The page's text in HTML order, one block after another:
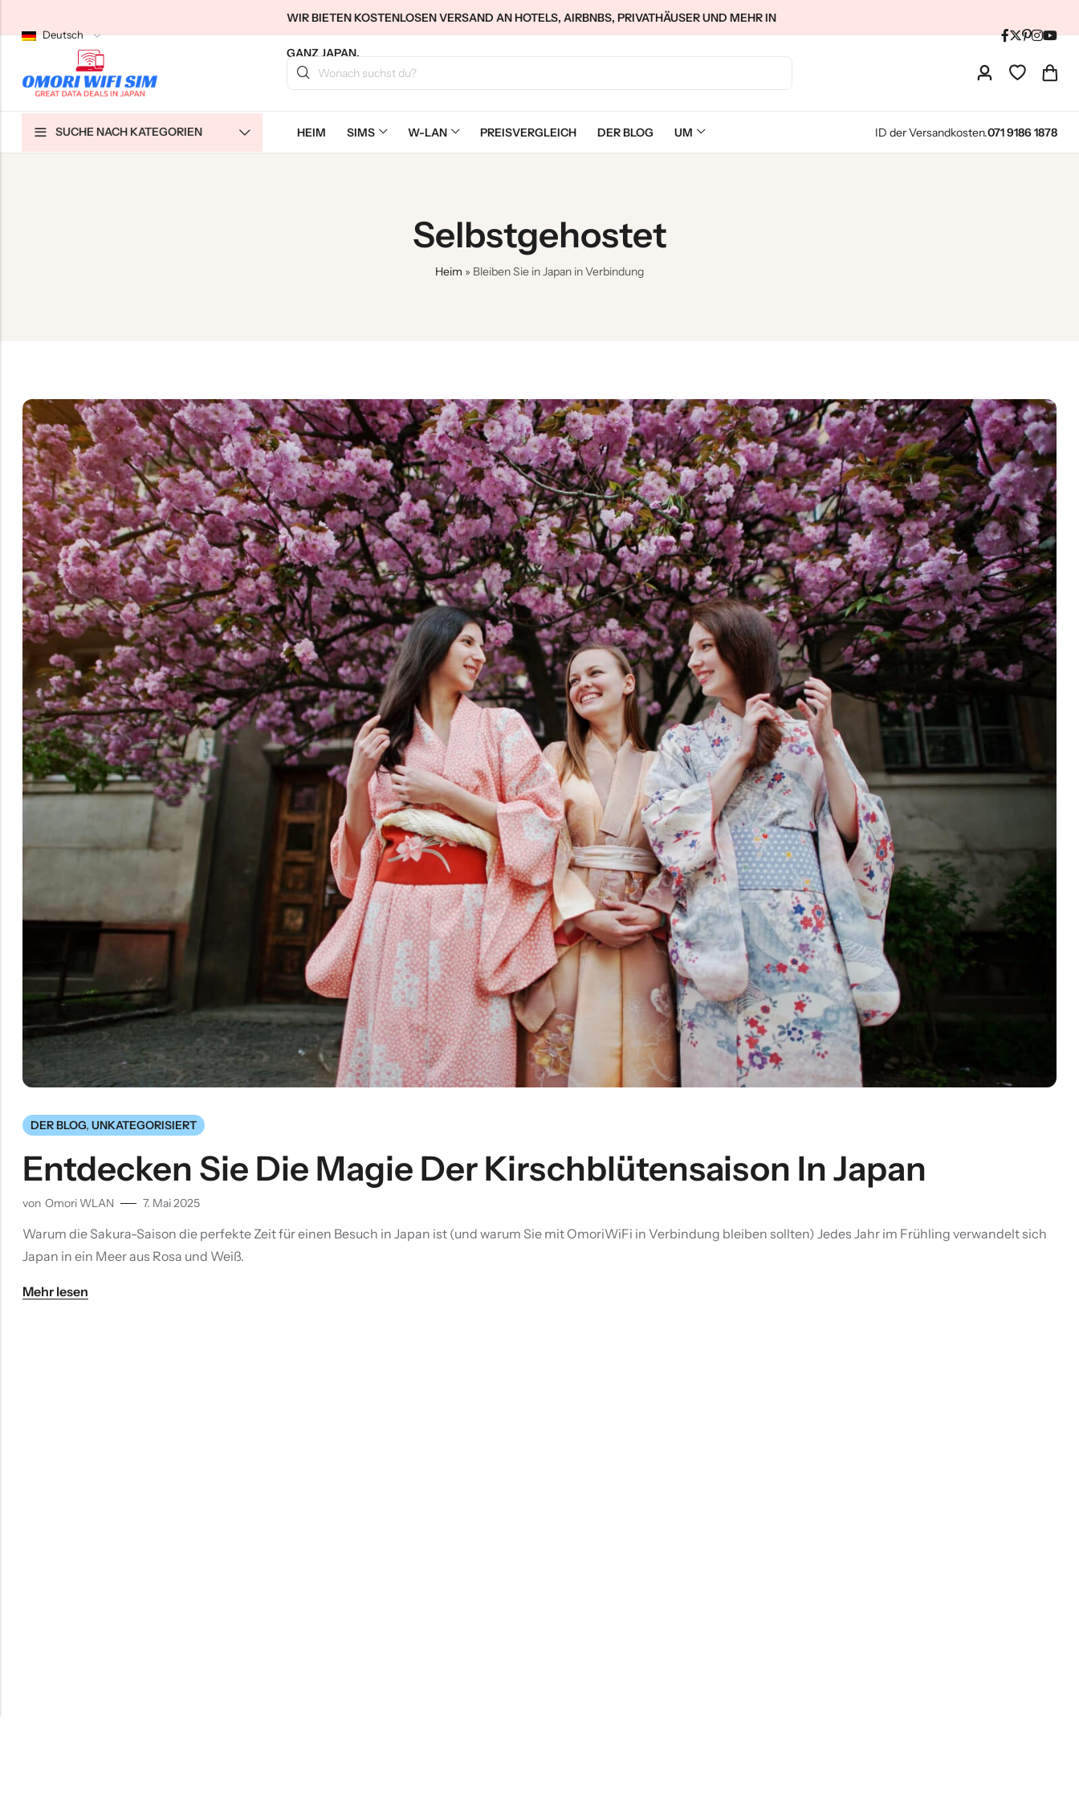
Deutsch
WIR BIETEN KOSTENLOSEN VERSAND AN HOTELS, AIRBNBS, PRIVATHÄUSER UND MEHR IN
GANZ JAPAN.
SUCHE NACH KATEGORIEN HEIM SIMS W-LAN PREISVERGLEICH DER BLOG UM ID der Versandkosten.071 9186 1878
Selbstgehostet
Heim » Bleiben Sie in Japan in Verbindung
DER BLOG, UNKATEGORISIERT
Entdecken Sie Die Magie Der Kirschblütensaison In Japan
von Omori WLAN 7. Mai 2025
Warum die Sakura-Saison die perfekte Zeit für einen Besuch in Japan ist (und warum Sie mit OmoriWiFi in Verbindung bleiben sollten) Jedes Jahr im Frühling verwandelt sich
Japan in ein Meer aus Rosa und Weiß.
Mehr lesen
Zurück
SIM-Karten für japanische Touristen
Zurück
Unbegrenztes WLAN zu Hause
Zurück
Über uns